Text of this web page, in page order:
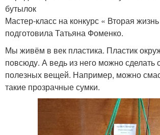
бутылок
Мастер-класс на конкурс « Вторая
подготовила Татьяна Фоменко.
Мы живём в век пластика. Пластик
повсюду. А ведь из него можно сделать
полезных вещей. Например, можно
такие прозрачные сумки.